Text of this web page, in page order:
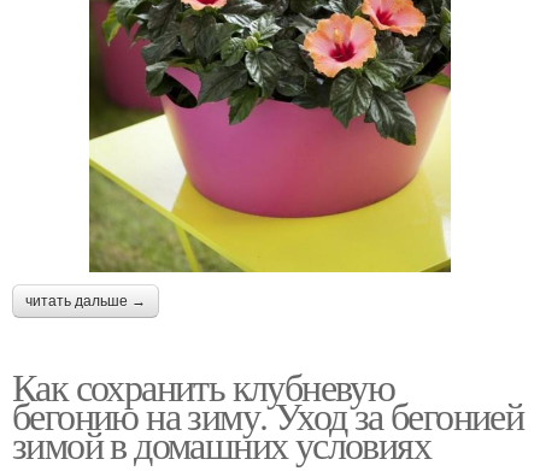
читать дальше →
Как сохранить клубневую
бегонию на зиму. Уход за бегонией
зимой в домашних условиях